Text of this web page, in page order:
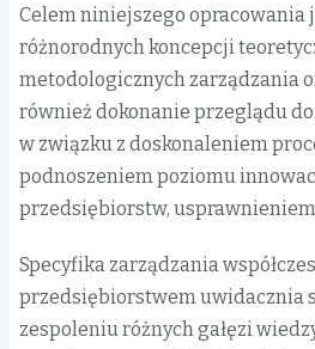
Celem niniejszego opracowania
różnorodnych koncepcji
metodologicznych zarządzania
również dokonanie przeglądu
w związku z doskonaleniem
podnoszeniem poziomu
przedsiębiorstw, usprawnieniem
Specyfika zarządzania
przedsiębiorstwem uwidacznia
zespoleniu różnych gałęzi